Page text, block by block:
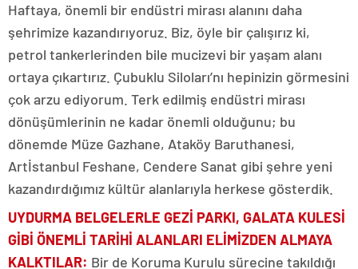
Haftaya, önemli bir endüstri mirası alanını daha
şehrimize kazandırıyoruz. Biz, öyle bir çalışırız ki,
petrol tankerlerinden bile mucizevi bir yaşam alanı
ortaya çıkartırız. Çubuklu Siloları’nı hepinizin görmesini
çok arzu ediyorum. Terk edilmiş endüstri mirası
dönüşümlerinin ne kadar önemli olduğunu; bu
dönemde Müze Gazhane, Ataköy Baruthanesi,
Artİstanbul Feshane, Cendere Sanat gibi şehre yeni
kazandırdığımız kültür alanlarıyla herkese gösterdik.
UYDURMA BELGELERLE GEZİ PARKI, GALATA KULESİ
GİBİ ÖNEMLİ TARİHİ ALANLARI ELİMİZDEN ALMAYA
KALKTILAR: Bir de Koruma Kurulu sürecine takıldığı